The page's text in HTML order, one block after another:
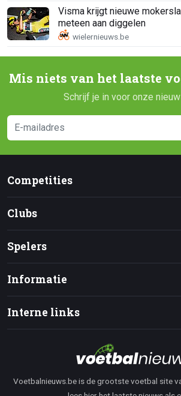
Visma krijgt nieuwe
meteen aan diggelen
Mis niets van het laatste
Schrijf je in voor onze
Competities
Clubs
Spelers
Informatie
Interne links
Voetbalnieuws.be is de grootste voetbal site